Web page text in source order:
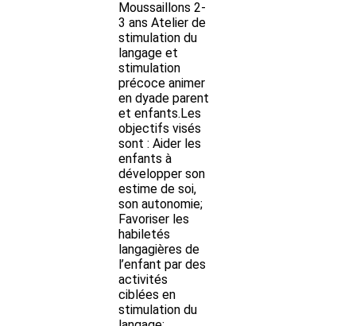
Moussaillons 2-
3 ans Atelier de
stimulation du
langage et
stimulation
précoce animer
en dyade parent
et enfants.Les
objectifs visés
sont : Aider les
enfants à
développer son
estime de soi,
son autonomie;
Favoriser les
habiletés
langagières de
l’enfant par des
activités
ciblées en
stimulation du